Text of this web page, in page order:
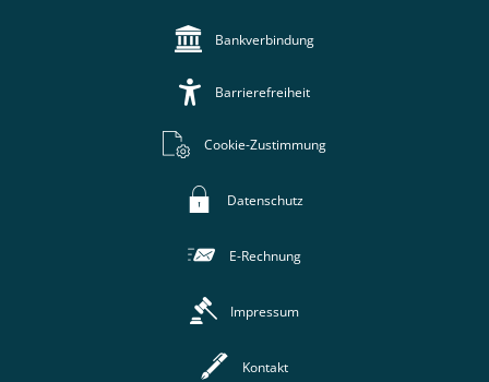
Bankverbindung
Barrierefreiheit
Cookie-Zustimmung
Datenschutz
E-Rechnung
Impressum
Kontakt